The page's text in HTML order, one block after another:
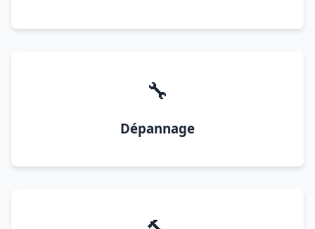
🔧
Dépannage